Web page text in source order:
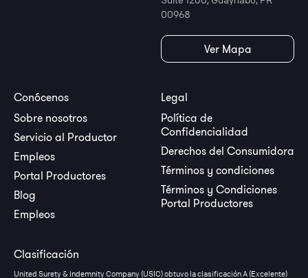
00968
Ver Mapa
Conócenos
Sobre nosotros
Servicio al Productor
Empleos
Portal Productores
Blog
Empleos
Legal
Política de
Confidencialidad
Derechos del Consumidora
Términos y condiciones
Términos y Condiciones
Portal Productores
Clasificación
United Surety & Indemnity Company (USIC) obtuvo la clasificación A (Excelente)